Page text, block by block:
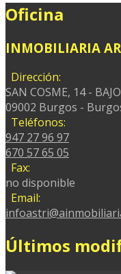
Oficina
INMOBILIARIA
Dirección:
SAN COSME, 14 - BAJO
09002 Burgos -
Teléfonos:
947 27 96 97
670 57 65 05
Fax:
no disponible
Email:
Últimos